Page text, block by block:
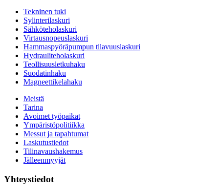
Tekninen tuki
Sylinterilaskuri
Sähköteholaskuri
Virtausnopeuslaskuri
Hammaspyöräpumpun tilavuuslaskuri
Hydrauliteholaskuri
Teollisuusletkuhaku
Suodatinhaku
Magneettikelahaku
Meistä
Tarina
Avoimet työpaikat
Ympäristöpolitiikka
Messut ja tapahtumat
Laskutustiedot
Tilinavaushakemus
Jälleenmyyjät
Yhteystiedot